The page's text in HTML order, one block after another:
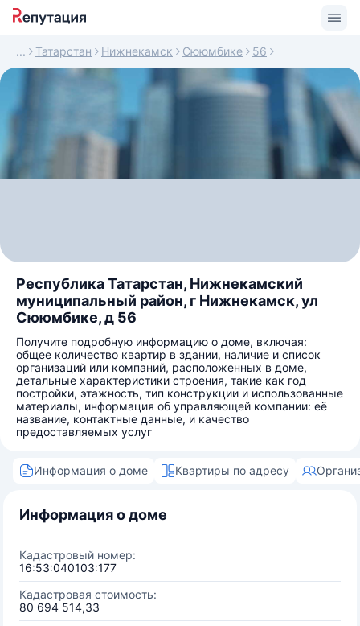
Татарстан Нижнекамск Сююмбике 56
Республика Татарстан, Нижнекамский
муниципальный район, г Нижнекамск, ул
Сююмбике, д 56
Получите подробную информацию о доме, включая:
общее количество квартир в здании, наличие и список
организаций или компаний, расположенных в доме,
детальные характеристики строения, такие как год
постройки, этажность, тип конструкции и использованные
материалы, информация об управляющей компании: её
название, контактные данные, и качество
предоставляемых услуг
Информация о доме Квартиры по адресу
Информация о доме
Кадастровый номер:
16:53:040103:177
Кадастровая стоимость:
80 694 514,33